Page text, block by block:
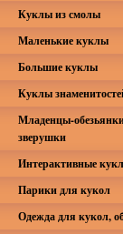
Куклы из смолы
Маленькие куклы
Большие куклы
Куклы
Младенцы-
зверушки
Интерактивные
Парики для кукол
Одежда для кукол,